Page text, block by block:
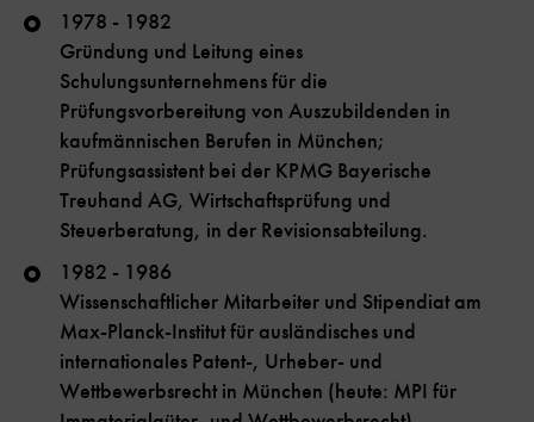
1978 - 1982
Gründung und Leitung eines
Schulungsunternehmens für die
Prüfungsvorbereitung von Auszubildenden in
kaufmännischen Berufen in München;
Prüfungsassistent bei der KPMG Bayerische
Treuhand AG, Wirtschaftsprüfung und
Steuerberatung, in der Revisionsabteilung.
1982 - 1986
Wissenschaftlicher Mitarbeiter und Stipendiat am
Max-Planck-Institut für ausländisches und
internationales Patent-, Urheber- und
Wettbewerbsrecht in München (heute: MPI für